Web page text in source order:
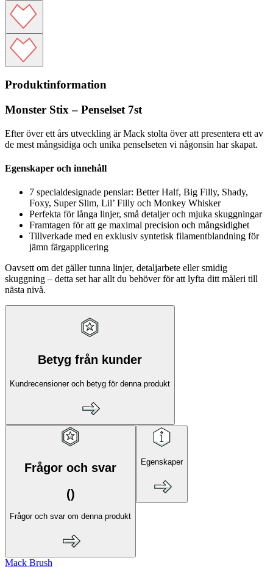
Produktinformation
Monster Stix – Penselset 7st
Efter över ett års utveckling är Mack stolta över att presentera ett av
de mest mångsidiga och unika penselseten vi någonsin har skapat.
Egenskaper och innehåll
7 specialdesignade penslar: Better Half, Big Filly, Shady,
Foxy, Super Slim, Lil’ Filly och Monkey Whisker
Perfekta för långa linjer, små detaljer och mjuka skuggningar
Framtagen för att ge maximal precision och mångsidighet
Tillverkade med en exklusiv syntetisk filamentblandning för
jämn färgapplicering
Oavsett om det gäller tunna linjer, detaljarbete eller smidig
skuggning – detta set har allt du behöver för att lyfta ditt måleri till
nästa nivå.
Betyg från kunder
Kundrecensioner och betyg för denna produkt
Frågor och svar
()
Frågor och svar om denna produkt
Egenskaper
Mack Brush